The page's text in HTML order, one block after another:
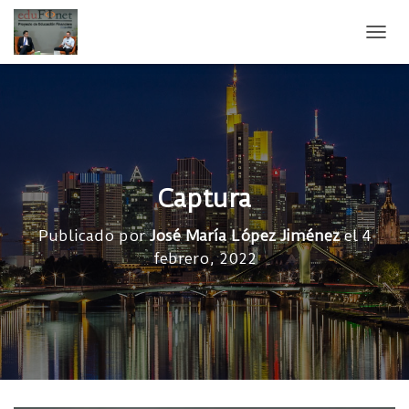
Captura
Publicado porJosé María López Jiménezel4
febrero, 2022